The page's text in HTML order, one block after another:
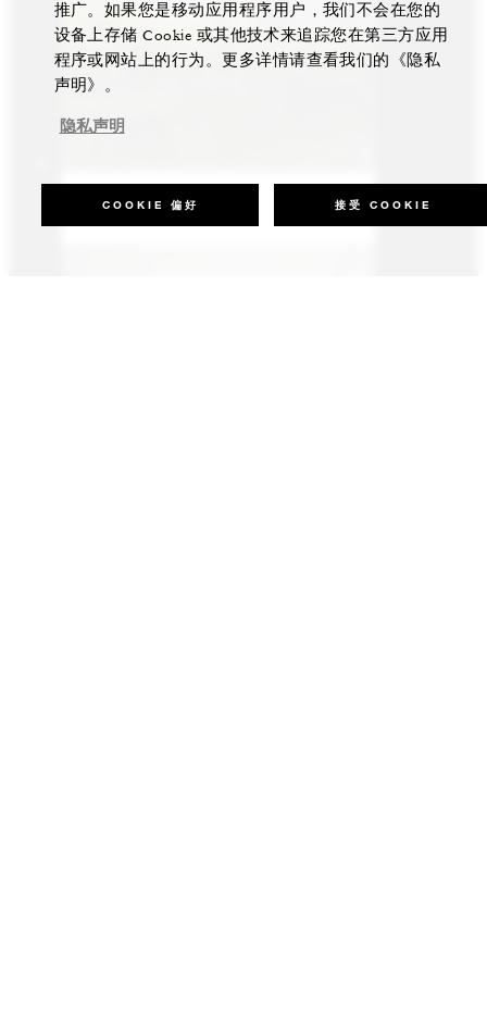
格施塔德公园
越南会安（南海）
推广。如果您是移动应用程序用户，我们不会在您的
设备上存储 Cookie 或其他技术来追踪您在第三方应用
程序或网站上的行为。更多详情请查看我们的《隐私
声明》。
隐私声明
COOKIE 偏好 接受 COOKIE